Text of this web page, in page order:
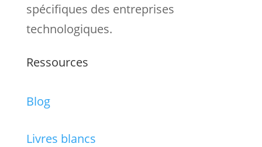
spécifiques des entreprises
technologiques.
Ressources
Blog
Livres blancs